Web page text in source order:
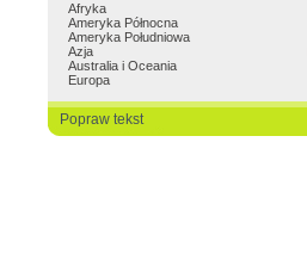
Afryka
Ameryka Północna
Ameryka Południowa
Azja
Australia i Oceania
Europa
Popraw tekst